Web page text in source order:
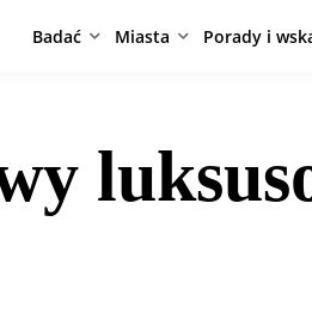
Badać Miasta Porady i